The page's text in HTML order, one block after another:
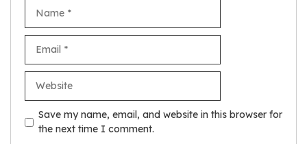
Save my name, email, and website in this browser for
the next time I comment.